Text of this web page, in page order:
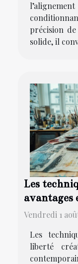
précision
solide, il
Les
avantages
Vendredi 1
Les
liberté